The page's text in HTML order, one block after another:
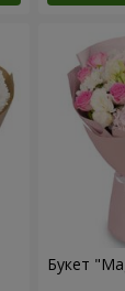
Букет